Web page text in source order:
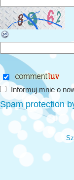
Informuj mnie o
Spam protection